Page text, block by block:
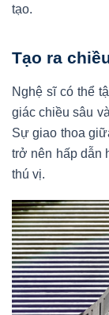
tạo.
Tạo ra
Nghệ sĩ có thể
giác chiều sâu
Sự giao thoa
trở nên hấp dẫn
thú vị.